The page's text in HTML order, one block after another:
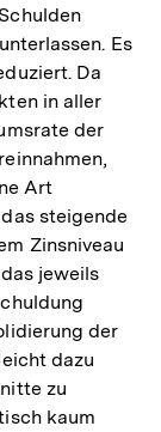
Es
Da
in aller
der
Art
steigende
Zinsniveau
jeweils
der
dazu
zu
kaum